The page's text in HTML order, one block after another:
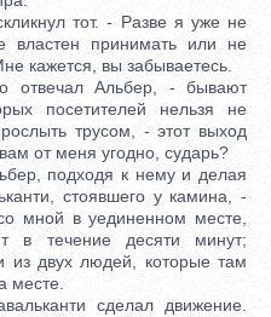
тот. - Разве я уже не
принимать или не
кажется, вы забываетесь.
Альбер, - бывают
посетителей нельзя не
трусом, - этот выход
от меня угодно, сударь?
подходя к нему и делая
стоявшего у камина, -
мной в уединенном месте,
в течение десяти минут;
двух людей, которые там
месте.
сделал движение.